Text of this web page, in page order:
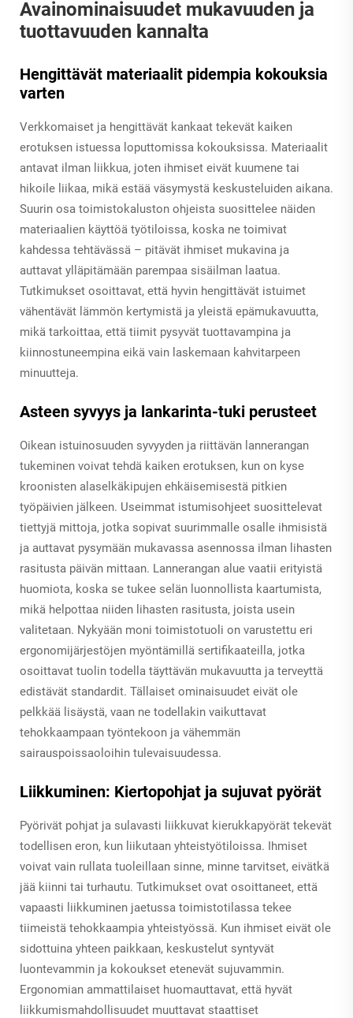
Avainominaisuudet mukavuuden ja
tuottavuuden kannalta
Hengittävät materiaalit pidempia kokouksia
varten
Verkkomaiset ja hengittävät kankaat tekevät kaiken
erotuksen istuessa loputtomissa kokouksissa. Materiaalit
antavat ilman liikkua, joten ihmiset eivät kuumene tai
hikoile liikaa, mikä estää väsymystä keskusteluiden aikana.
Suurin osa toimistokaluston ohjeista suosittelee näiden
materiaalien käyttöä työtiloissa, koska ne toimivat
kahdessa tehtävässä – pitävät ihmiset mukavina ja
auttavat ylläpitämään parempaa sisäilman laatua.
Tutkimukset osoittavat, että hyvin hengittävät istuimet
vähentävät lämmön kertymistä ja yleistä epämukavuutta,
mikä tarkoittaa, että tiimit pysyvät tuottavampina ja
kiinnostuneempina eikä vain laskemaan kahvitarpeen
minuutteja.
Asteen syvyys ja lankarinta-tuki perusteet
Oikean istuinosuuden syvyyden ja riittävän lannerangan
tukeminen voivat tehdä kaiken erotuksen, kun on kyse
kroonisten alaselkäkipujen ehkäisemisestä pitkien
työpäivien jälkeen. Useimmat istumisohjeet suosittelevat
tiettyjä mittoja, jotka sopivat suurimmalle osalle ihmisistä
ja auttavat pysymään mukavassa asennossa ilman lihasten
rasitusta päivän mittaan. Lannerangan alue vaatii erityistä
huomiota, koska se tukee selän luonnollista kaartumista,
mikä helpottaa niiden lihasten rasitusta, joista usein
valitetaan. Nykyään moni toimistotuoli on varustettu eri
ergonomijärjestöjen myöntämillä sertifikaateilla, jotka
osoittavat tuolin todella täyttävän mukavuutta ja terveyttä
edistävät standardit. Tällaiset ominaisuudet eivät ole
pelkkää lisäystä, vaan ne todellakin vaikuttavat
tehokkaampaan työntekoon ja vähemmän
sairauspoissaoloihin tulevaisuudessa.
Liikkuminen: Kiertopohjat ja sujuvat pyörät
Pyörivät pohjat ja sulavasti liikkuvat kierukkapyörät tekevät
todellisen eron, kun liikutaan yhteistyötiloissa. Ihmiset
voivat vain rullata tuoleillaan sinne, minne tarvitset, eivätkä
jää kiinni tai turhautu. Tutkimukset ovat osoittaneet, että
vapaasti liikkuminen jaetussa toimistotilassa tekee
tiimeistä tehokkaampia yhteistyössä. Kun ihmiset eivät ole
sidottuina yhteen paikkaan, keskustelut syntyvät
luontevammin ja kokoukset etenevät sujuvammin.
Ergonomian ammattilaiset huomauttavat, että hyvät
liikkumismahdollisuudet muuttavat staattiset